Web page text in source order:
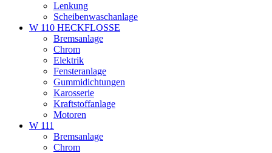
Lenkung
Scheibenwaschanlage
W 110 HECKFLOSSE
Bremsanlage
Chrom
Elektrik
Fensteranlage
Gummidichtungen
Karosserie
Kraftstoffanlage
Motoren
W 111
Bremsanlage
Chrom